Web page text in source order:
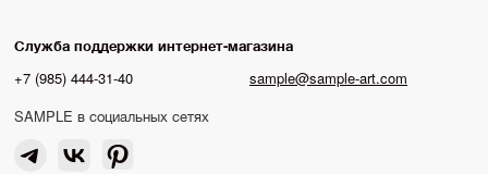
Служба поддержки интернет-магазина
+7 (985) 444-31-40
sample@sample-art.com
SAMPLE в социальных сетях